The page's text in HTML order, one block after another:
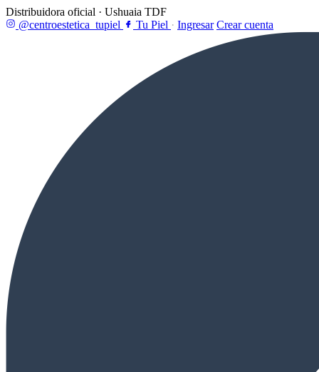
Distribuidora oficial · Ushuaia TDF
@centroestetica_tupiel
Tu Piel · Ingresar Crear cuenta